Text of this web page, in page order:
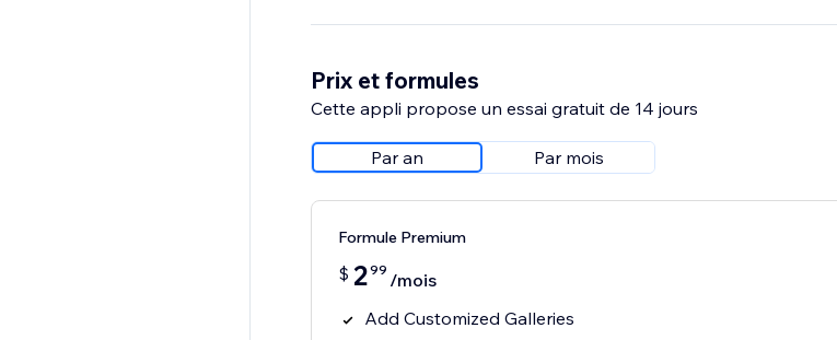
Prix et formules
Cette appli propose un essai gratuit de 14 jours
Par an Par mois
Formule Premium
$ 299 /mois
Add Customized Galleries